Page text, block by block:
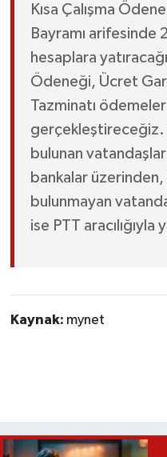
Kısa Çalışma
Bayramı arifesinde
hesaplara
Ödeneği, Ücret
Tazminatı
gerçekleştireceğiz.
bulunan
bankalar
bulunmayan
ise PTT aracılığıyla
Kaynak: mynet